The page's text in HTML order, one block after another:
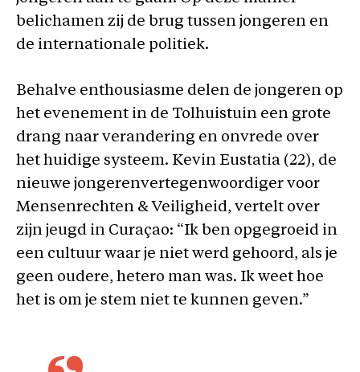
belichamen zij de brug tussen jongeren en
de internationale politiek.
Behalve enthousiasme delen de jongeren op
het evenement in de Tolhuistuin een grote
drang naar verandering en onvrede over
het huidige systeem. Kevin Eustatia (22), de
nieuwe jongerenvertegenwoordiger voor
Mensenrechten & Veiligheid, vertelt over
zijn jeugd in Curaçao: “Ik ben opgegroeid in
een cultuur waar je niet werd gehoord, als je
geen oudere, hetero man was. Ik weet hoe
het is om je stem niet te kunnen geven.”